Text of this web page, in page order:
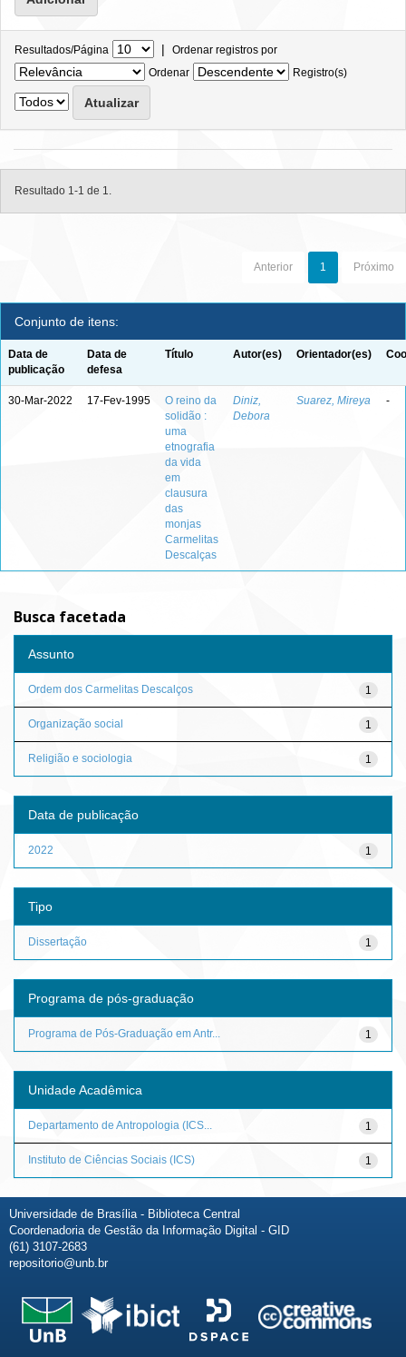
Resultados/Página | Ordenar registros por
Ordenar
Registro(s)
Resultado 1-1 de 1.
Anterior 1 Próximo
Conjunto de itens:
Data de
publicação
Data de
defesa
Título Autor(es) Orientador(es)
30-Mar-2022 17-Fev-1995
O reino da
solidão :
uma
etnografia
da vida
em
clausura
das
monjas
Carmelitas
Descalças
Diniz,
Debora
Suarez, Mireya -
Busca facetada
Assunto
1
Ordem dos Carmelitas Descalços
1
Organização social
1
Religião e sociologia
Data de publicação
1
2022
Tipo
1
Dissertação
Programa de pós-graduação
1
Programa de Pós-Graduação em Antr...
Unidade Acadêmica
1
Departamento de Antropologia (ICS...
1
Instituto de Ciências Sociais (ICS)
Universidade de Brasília - Biblioteca Central
Coordenadoria de Gestão da Informação Digital - GID
(61) 3107-2683
repositorio@unb.br